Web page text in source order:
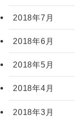
2018年7月
2018年6月
2018年5月
2018年4月
2018年3月